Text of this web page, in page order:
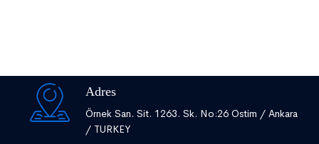
Adres
Örnek San. Sit. 1263. Sk. No:26 Ostim / Ankara
/ TURKEY